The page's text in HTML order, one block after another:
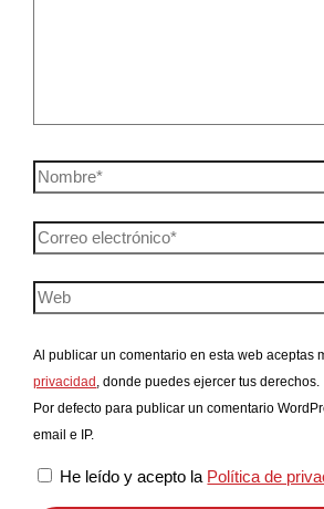
Al publicar un comentario en esta web aceptas
privacidad , donde puedes ejercer tus derechos.
Por defecto para publicar un comentario
email e IP.
He leído y acepto la Política de